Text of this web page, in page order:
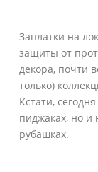
Заплатки на
защиты от
декора, почти
только)
Кстати,
пиджаках, но и
рубашках.